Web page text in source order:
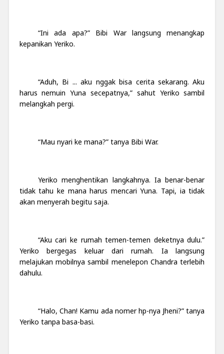
“Ini ada apa?” Bibi War langsung menangkap
kepanikan Yeriko.
“Aduh, Bi ... aku nggak bisa cerita sekarang. Aku
harus nemuin Yuna secepatnya,” sahut Yeriko sambil
melangkah pergi.
“Mau nyari ke mana?” tanya Bibi War.
Yeriko menghentikan langkahnya. Ia benar-benar
tidak tahu ke mana harus mencari Yuna. Tapi, ia tidak
akan menyerah begitu saja.
“Aku cari ke rumah temen-temen deketnya dulu.”
Yeriko bergegas keluar dari rumah. Ia langsung
melajukan mobilnya sambil menelepon Chandra terlebih
dahulu.
“Halo, Chan! Kamu ada nomer hp-nya Jheni?” tanya
Yeriko tanpa basa-basi.